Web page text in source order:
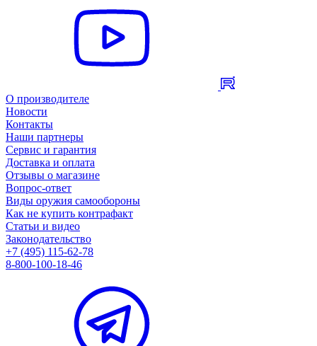
О производителе
Новости
Контакты
Наши партнеры
Сервис и гарантия
Доставка и оплата
Отзывы о магазине
Вопрос-ответ
Виды оружия самообороны
Как не купить контрафакт
Статьи и видео
Законодательство
+7 (495) 115-62-78
8-800-100-18-46